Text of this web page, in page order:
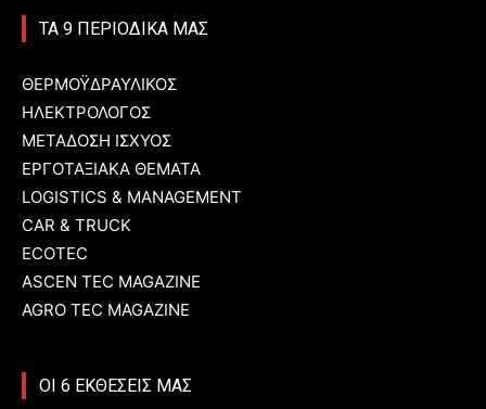
ΤΑ 9 ΠΕΡΙΟΔΙΚΑ ΜΑΣ
ΘΕΡΜΟΫΔΡΑΥΛΙΚΟΣ
ΗΛΕΚΤΡΟΛΟΓΟΣ
ΜΕΤΑΔΟΣΗ ΙΣΧΥΟΣ
ΕΡΓΟΤΑΞΙΑΚΑ ΘΕΜΑΤΑ
LOGISTICS & MANAGEMENT
CAR & TRUCK
ECOTEC
ASCEN TEC MAGAZINE
AGRO TEC MAGAZINE
ΟΙ 6 ΕΚΘΕΣΕΙΣ ΜΑΣ